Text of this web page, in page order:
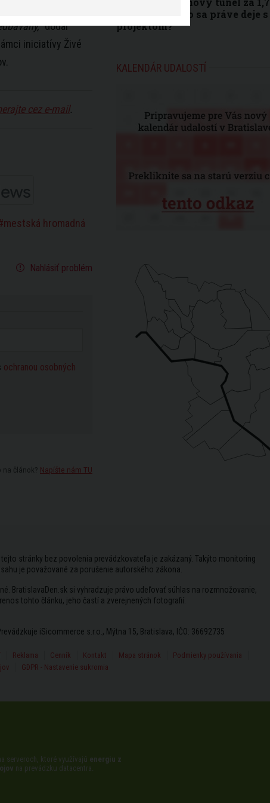
dodal
iniciatívy Živé
cez e-mail.
mestská hromadná
Nahlásiť problém
ochranou osobných
na článok? Napíšte nám TU
miliardy eur. Čo sa práve deje s
projektom?
KALENDÁR UDALOSTÍ
stránky bez povolenia prevádzkovateľa je zakázaný. Takýto monitoring
je považované za porušenie autorského zákona.
BratislavaDen.sk si vyhradzuje právo udeľovať súhlas na rozmnožovanie,
tohto článku, jeho častí a zverejnených fotografií.
iSicommerce s.r.o., Mýtna 15, Bratislava, IČO: 36692735
Reklama Cenník Kontakt Mapa stránok
Podmienky používania
GDPR - Nastavenie sukromia
serveroch, ktoré využívajú energiu z
na prevádzku datacentra.